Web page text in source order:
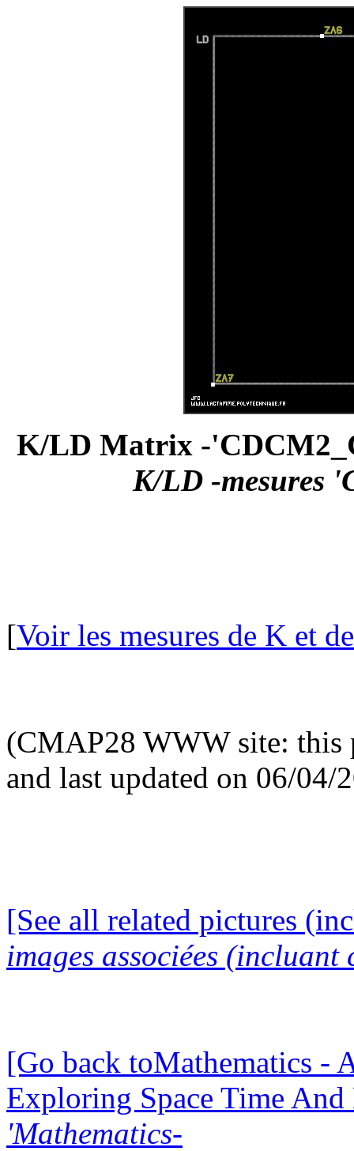
K/LD Matrix -
K/LD -mesures
[Voir les mesures de K et
(CMAP28 WWW site: this
and last updated on 06/04/
[See all related pictures
images associées (incluant
[Go back toMathematics -
Exploring Space Time
'Mathematics-